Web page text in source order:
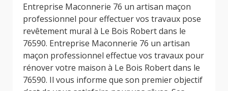
Entreprise Maconnerie 76 un artisan maçon
professionnel pour effectuer vos travaux pose
revêtement mural à Le Bois Robert dans le
76590. Entreprise Maconnerie 76 un artisan
maçon professionnel effectue vos travaux pour
rénover votre maison à Le Bois Robert dans le
76590. Il vous informe que son premier objectif